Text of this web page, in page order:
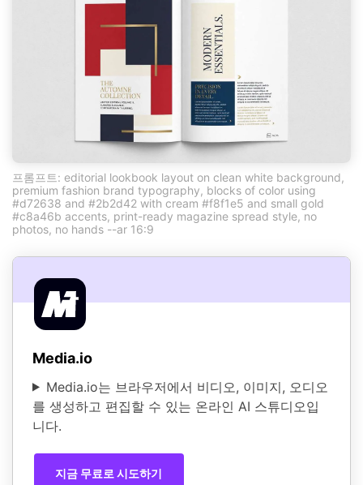
프롬프트: editorial lookbook layout on clean white background,
premium fashion brand typography, blocks of color using
#d72638 and #2b2d42 with cream #f8f1e5 and small gold
#c8a46b accents, print-ready magazine spread style, no
photos, no hands --ar 16:9
Media.io
Media.io는 브라우저에서 비디오, 이미지, 오디오
를 생성하고 편집할 수 있는 온라인 AI 스튜디오입
니다.
지금 무료로 시도하기